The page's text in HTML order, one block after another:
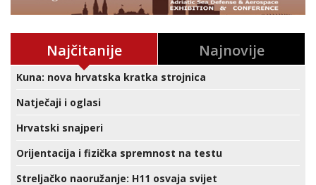
Najčitanije Najnovije
Kuna: nova hrvatska kratka strojnica
Natječaji i oglasi
Hrvatski snajperi
Orijentacija i fizička spremnost na testu
Streljačko naoružanje: H11 osvaja svijet